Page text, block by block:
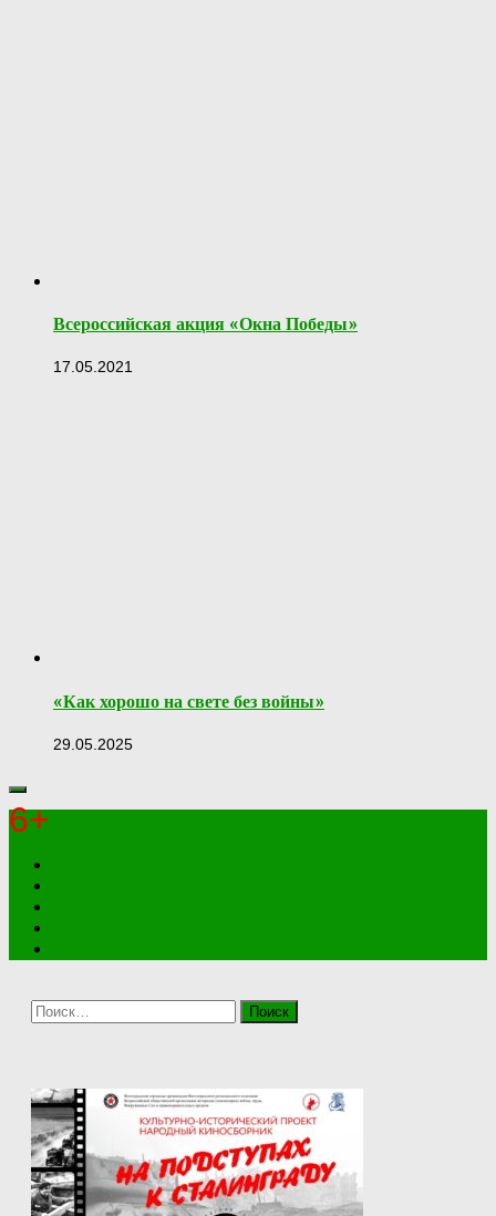
Всероссийская акция «Окна Победы»
17.05.2021
«Как хорошо на свете без войны»
29.05.2025
6+
Найти: